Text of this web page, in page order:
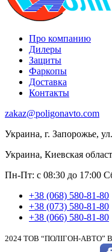
Про компанию
Дилеры
Защиты
Фаркопы
Доставка
Контакты
zakaz@poligonavto.com
Украина, г. Запорожье,
Украина, Киевская
Пн-Пт: с 08:30 до 17:00
+38 (068) 580-81-80
+38 (073) 580-81-80
+38 (066) 580-81-80
2024 ТОВ “ПОЛІГОН-АВТО” Всі